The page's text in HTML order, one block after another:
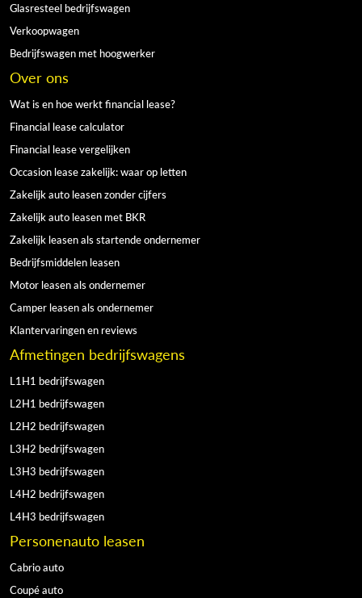
Glasresteel bedrijfswagen
Verkoopwagen
Bedrijfswagen met hoogwerker
Over ons
Wat is en hoe werkt financial lease?
Financial lease calculator
Financial lease vergelijken
Occasion lease zakelijk: waar op letten
Zakelijk auto leasen zonder cijfers
Zakelijk auto leasen met BKR
Zakelijk leasen als startende ondernemer
Bedrijfsmiddelen leasen
Motor leasen als ondernemer
Camper leasen als ondernemer
Klantervaringen en reviews
Afmetingen bedrijfswagens
L1H1 bedrijfswagen
L2H1 bedrijfswagen
L2H2 bedrijfswagen
L3H2 bedrijfswagen
L3H3 bedrijfswagen
L4H2 bedrijfswagen
L4H3 bedrijfswagen
Personenauto leasen
Cabrio auto
Coupé auto